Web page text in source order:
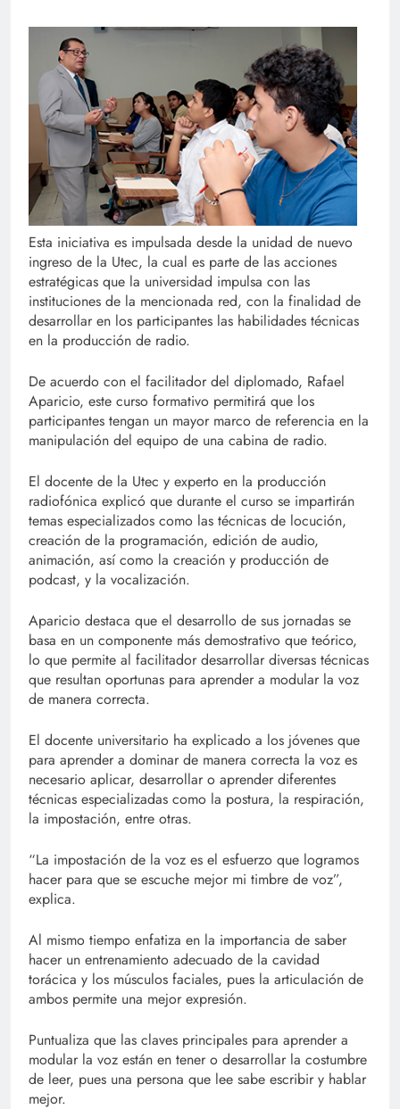
Esta iniciativa es impulsada desde la unidad de nuevo
ingreso de la Utec, la cual es parte de las acciones
estratégicas que la universidad impulsa con las
instituciones de la mencionada red, con la finalidad de
desarrollar en los participantes las habilidades técnicas
en la producción de radio.
De acuerdo con el facilitador del diplomado, Rafael
Aparicio, este curso formativo permitirá que los
participantes tengan un mayor marco de referencia en la
manipulación del equipo de una cabina de radio.
El docente de la Utec y experto en la producción
radiofónica explicó que durante el curso se impartirán
temas especializados como las técnicas de locución,
creación de la programación, edición de audio,
animación, así como la creación y producción de
podcast, y la vocalización.
Aparicio destaca que el desarrollo de sus jornadas se
basa en un componente más demostrativo que teórico,
lo que permite al facilitador desarrollar diversas técnicas
que resultan oportunas para aprender a modular la voz
de manera correcta.
El docente universitario ha explicado a los jóvenes que
para aprender a dominar de manera correcta la voz es
necesario aplicar, desarrollar o aprender diferentes
técnicas especializadas como la postura, la respiración,
la impostación, entre otras.
“La impostación de la voz es el esfuerzo que logramos
hacer para que se escuche mejor mi timbre de voz”,
explica.
Al mismo tiempo enfatiza en la importancia de saber
hacer un entrenamiento adecuado de la cavidad
torácica y los músculos faciales, pues la articulación de
ambos permite una mejor expresión.
Puntualiza que las claves principales para aprender a
modular la voz están en tener o desarrollar la costumbre
de leer, pues una persona que lee sabe escribir y hablar
mejor.